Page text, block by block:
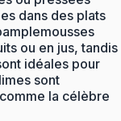
dans des plats
ou en jus, tandis
idéales pour
sont
la célèbre